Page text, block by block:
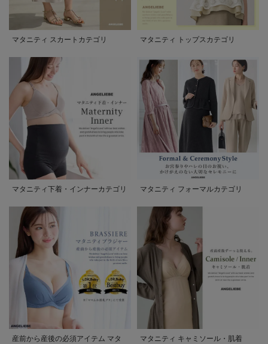
マタニティ スカートカテゴリ マタニティ トップスカテゴリ
マタニティ下着・インナーカテゴリ マタニティ フォーマルカテゴリ
産前から産後の必須アイテム マタ
マタニティ キャミソール・肌着